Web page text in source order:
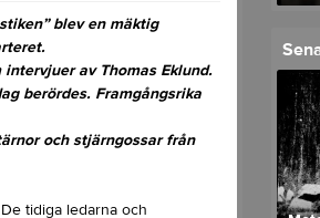
blev en mäktig
av Thomas Eklund.
berördes. Framgångsrika
och stjärngossar från
tidiga ledarna och